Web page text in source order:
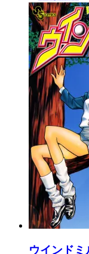
ウインドミ